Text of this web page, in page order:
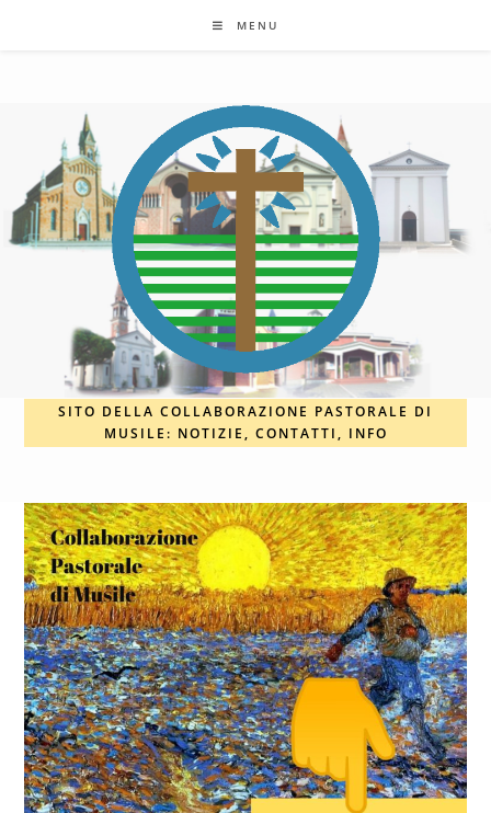
MENU
SITO DELLA COLLABORAZIONE PASTORALE DI
MUSILE: NOTIZIE, CONTATTI, INFO